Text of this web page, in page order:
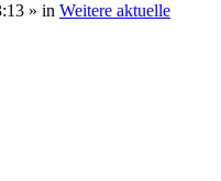
» in Weitere aktuelle